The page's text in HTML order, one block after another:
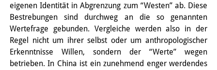
研究活動の概要
研究クラスター
日本におけるサステナビリティ
eigenen Identität in Abgrenzung zum “Westen” ab. Diese
Bestrebungen sind durchweg an die so genannten
Wertefrage gebunden. Vergleiche werden also in der
Regel nicht um ihrer selbst oder um anthropologischer
Erkenntnisse Willen, sondern der “Werte” wegen
betrieben. In China ist ein zunehmend enger werdendes